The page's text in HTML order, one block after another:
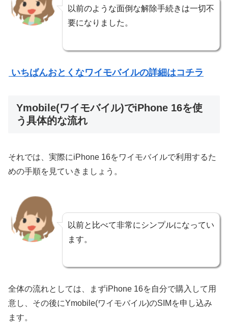
以前のような面倒な解除手続きは一切不
要になりました。
いちばんおとくなワイモバイルの詳細はコチラ
Ymobile(ワイモバイル)でiPhone 16を使
う具体的な流れ
それでは、実際にiPhone 16をワイモバイルで利用するた
めの手順を見ていきましょう。
以前と比べて非常にシンプルになってい
ます。
全体の流れとしては、まずiPhone 16を自分で購入して用
意し、その後にYmobile(ワイモバイル)のSIMを申し込み
ます。